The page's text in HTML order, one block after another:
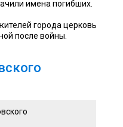
имена погибших.
города церковь
после войны.